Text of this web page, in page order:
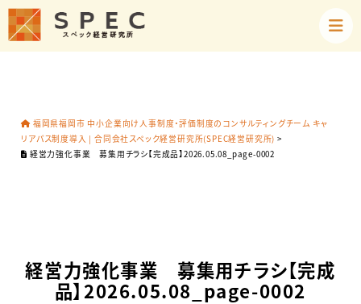
福岡県福岡市 中小企業向け人事制度・評価制度のコンサルティングチーム キャ
リアパス制度導入 | 合同会社スペック経営研究所(SPEC経営研究所) >
経営力強化事業 募集用チラシ【完成品】2026.05.08_page-0002
経営力強化事業 募集用チラシ【完成
品】2026.05.08_page-0002